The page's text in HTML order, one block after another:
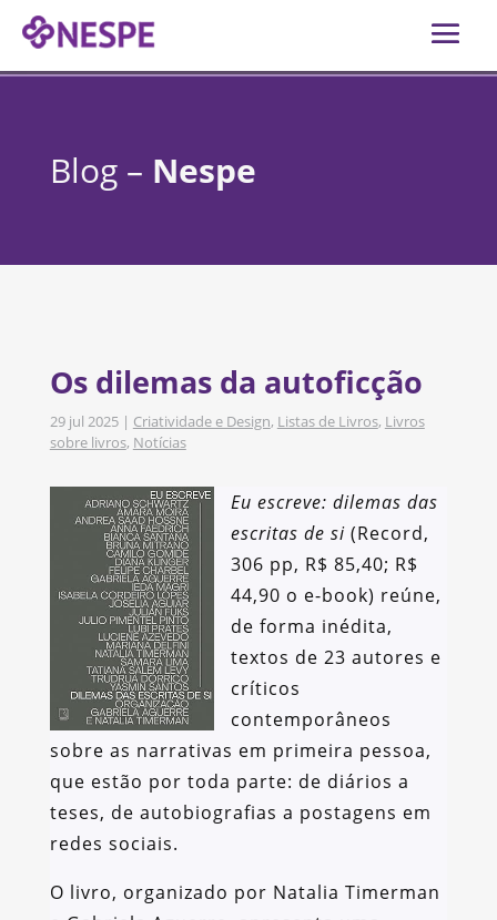
Blog – Nespe
Os dilemas da autoficção
29 jul 2025| Criatividade e Design, Listas de Livros, Livros
sobre livros, Notícias
Eu escreve: dilemas das
escritas de si(Record,
306 pp, R$ 85,40; R$
44,90 o e-book) reúne,
de forma inédita,
textos de 23 autores e
críticos
contemporâneos
sobre as narrativas em primeira pessoa,
que estão por toda parte: de diários a
teses, de autobiografias a postagens em
redes sociais.
O livro, organizado por Natalia Timerman